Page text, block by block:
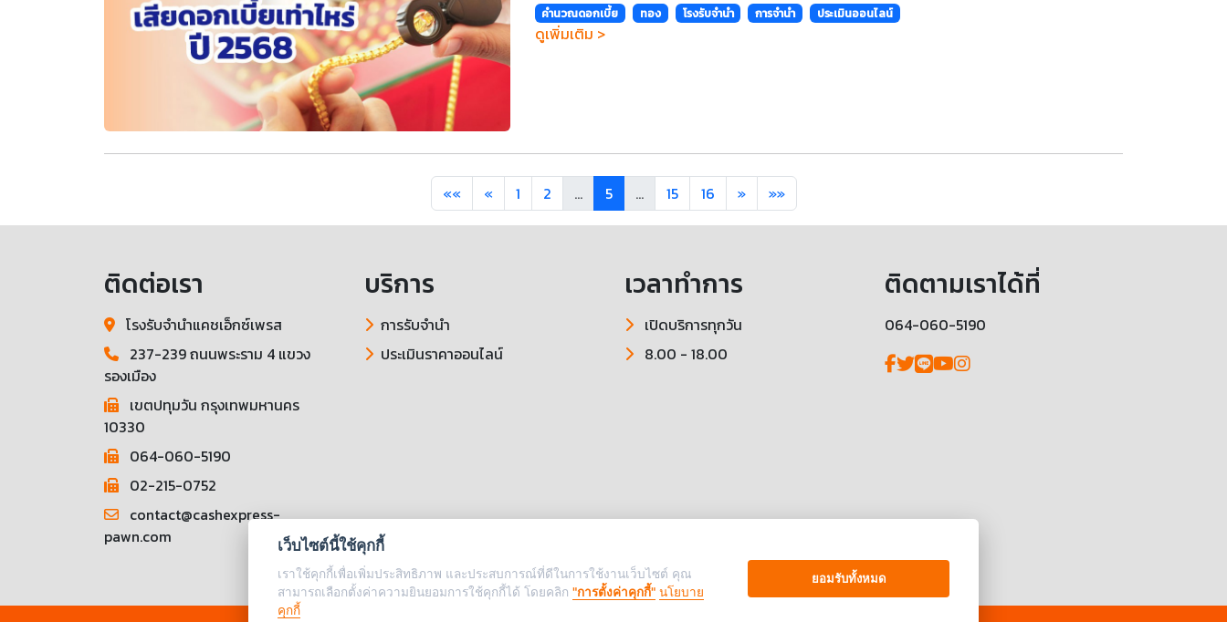
คำนวณดอกเบี้ย ทอง โรงรับจำนำ การจำนำ ประเมินออนไลน์
ดูเพิ่มเติม >
«« « 1 2 ... 5 ... 15 16 » »»
ติดต่อเรา
โรงรับจำนำแคชเอ็กซ์เพรส
237-239 ถนนพระราม 4 แขวง
รองเมือง
เขตปทุมวัน กรุงเทพมหานคร
10330
064-060-5190
02-215-0752
contact@cashexpress-
pawn.com
บริการ
การรับจำนำ
ประเมินราคาออนไลน์
เวลาทำการ
เปิดบริการทุกวัน
8.00 - 18.00
ติดตามเราได้ที่
064-060-5190
เว็บไซต์นี้ใช้คุกกี้
เราใช้คุกกี้เพื่อเพิ่มประสิทธิภาพ และประสบการณ์ที่ดีในการใช้งานเว็บไซต์ คุณ
สามารถเลือกตั้งค่าความยินยอมการใช้คุกกี้ได้ โดยคลิก "การตั้งค่าคุกกี้" นโยบาย
คุกกี้
ยอมรับทั้งหมด